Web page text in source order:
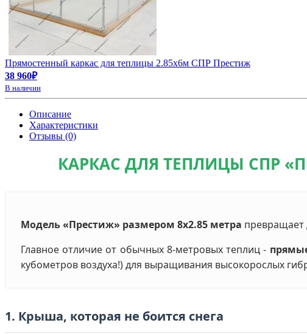
Прямостенный каркас для теплицы 2.85х6м СПР Престиж
38 960₽
В наличии
Описание
Характеристики
Отзывы (0)
КАРКАС ДЛЯ ТЕПЛИЦЫ СПР
Модель «Престиж» размером 8х2.85 метра
Главное отличие от обычных 8-метровых теплиц -
кубометров воздуха!) для выращивания высокорослых
1. Крыша, которая не боится снега